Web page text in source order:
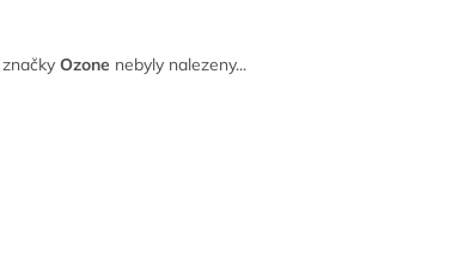
Ozone nebyly nalezeny...